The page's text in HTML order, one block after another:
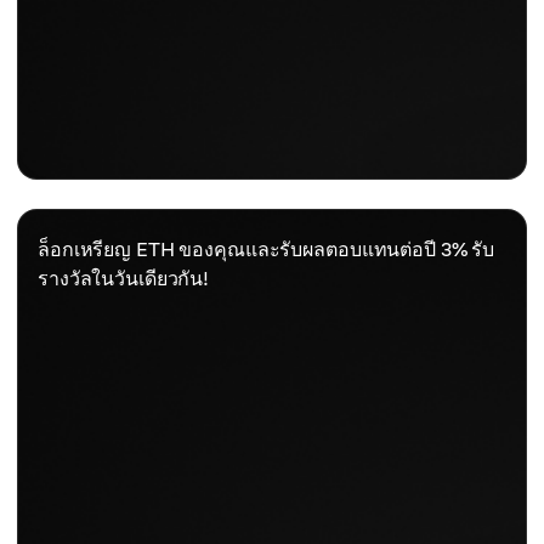
ล็อกเหรียญ ETH ของคุณและรับผลตอบแทนต่อปี 3% รับ
รางวัลในวันเดียวกัน!